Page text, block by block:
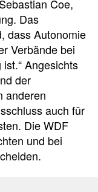
Coe,
Das
dass Autonomie
Verbände bei
Angesichts
der
anderen
auch für
Die WDF
und bei